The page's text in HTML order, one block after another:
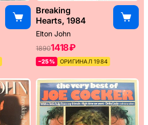
Breaking
Hearts, 1984
Elton John
18901418 ₽
–25% ОРИГИНАЛ 1984